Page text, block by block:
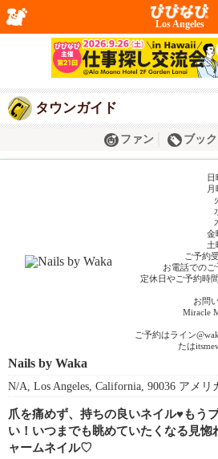
Los Angeles
タウンガイド
ファン ブッ
日
金
土
ご予約
お電話でのご
定休日やご予約時
お問
Miracle
ご予約はライン
たは
Nails by Waka
N/A, Los Angeles, California, 90036 アメリ
爪を痛めず、持ちの良いネイル♥︎もう
い！いつまでも眺めていたくなる見惚
ャームネイル♡